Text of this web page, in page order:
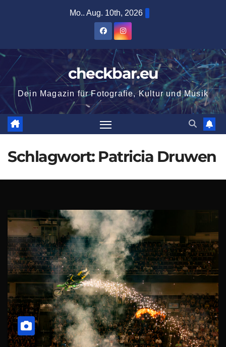
Mo.. Aug. 10th, 2026
checkbar.eu
Dein Magazin für Fotografie, Kultur und Musik
Schlagwort: Patricia Druwen